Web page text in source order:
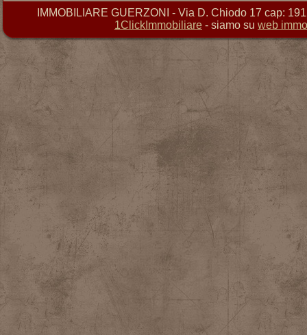
IMMOBILIARE GUERZONI - Via D. Chiodo 17 cap:
1ClickImmobiliare - siamo su web